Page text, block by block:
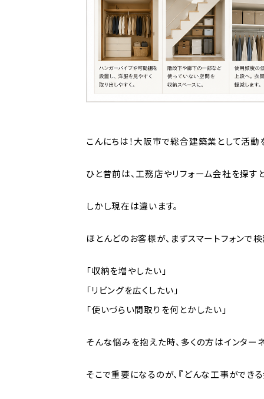
こんにちは！大阪市で総合建築業として活
ひと昔前は、工務店やリフォーム会社を探す
しかし現在は違います。
ほとんどのお客様が、まずスマートフォンで検
「収納を増やしたい」
「リビングを広くしたい」
「使いづらい間取りを何とかしたい」
そんな悩みを抱えた時、多くの方はインター
そこで重要になるのが、『どんな工事ができ